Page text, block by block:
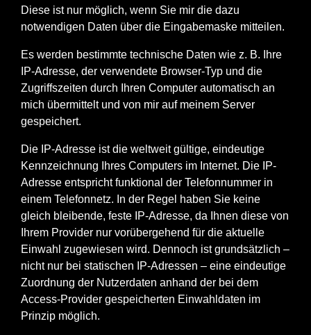
Diese ist nur möglich, wenn Sie mir die dazu
notwendigen Daten über die Eingabemaske mitteilen.
Es werden bestimmte technische Daten wie z. B. Ihre
IP-Adresse, der verwendete Browser-Typ und die
Zugriffszeiten durch Ihren Computer automatisch an
mich übermittelt und von mir auf meinem Server
gespeichert.
Die IP-Adresse ist die weltweit gültige, eindeutige
Kennzeichnung Ihres Computers im Internet. Die IP-
Adresse entspricht funktional der Telefonnummer in
einem Telefonnetz. In der Regel haben Sie keine
gleich bleibende, feste IP-Adresse, da Ihnen diese von
Ihrem Provider nur vorübergehend für die aktuelle
Einwahl zugewiesen wird. Dennoch ist grundsätzlich –
nicht nur bei statischen IP-Adressen – eine eindeutige
Zuordnung der Nutzerdaten anhand der bei dem
Access-Provider gespeicherten Einwahldaten im
Prinzip möglich.